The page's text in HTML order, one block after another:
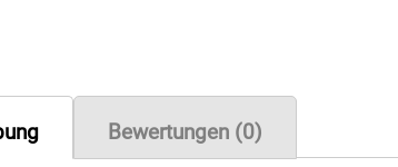
Bewertungen (0)